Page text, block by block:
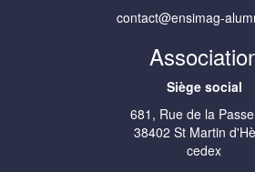
contact@ensimag-
Siège social
681, Rue de la
38402 St Martin
cedex